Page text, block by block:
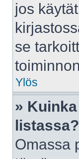
jos
se
Ylös
»
listassa?
Omassa